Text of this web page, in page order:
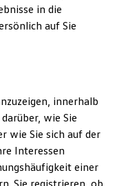
in die
auf Sie
innerhalb
wie Sie
wie Sie sich auf der
Interessen
einer
Sie registrieren, ob